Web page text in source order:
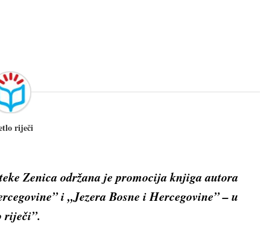
riječi
Zenica održana je promocija knjiga autora
i „Jezera Bosne i Hercegovine” – u
riječi”.